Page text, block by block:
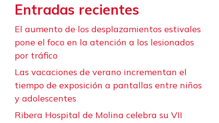
Entradas recientes
El aumento de los desplazamientos estivales
pone el foco en la atención a los lesionados
por tráfico
Las vacaciones de verano incrementan el
tiempo de exposición a pantallas entre niños
y adolescentes
Ribera Hospital de Molina celebra su VII